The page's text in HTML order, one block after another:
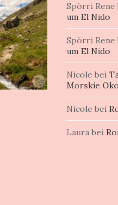
Spörri Rene
um El Nido
Spörri Rene
um El Nido
Nicole bei
Morskie Oko
Nicole bei
Laurabei